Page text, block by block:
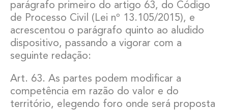
parágrafo primeiro do artigo 63, do Código
de Processo Civil (Lei nº 13.105/2015), e
acrescentou o parágrafo quinto ao aludido
dispositivo, passando a vigorar com a
seguinte redação:
Art. 63. As partes podem modificar a
competência em razão do valor e do
território, elegendo foro onde será proposta